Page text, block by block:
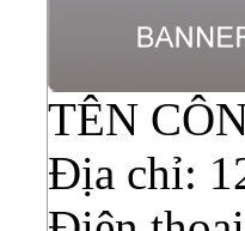
TÊN
Địa chỉ: